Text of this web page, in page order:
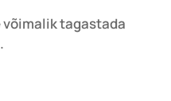
tagastada